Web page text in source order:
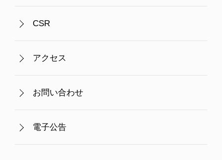
CSR
アクセス
お問い合わせ
電子公告